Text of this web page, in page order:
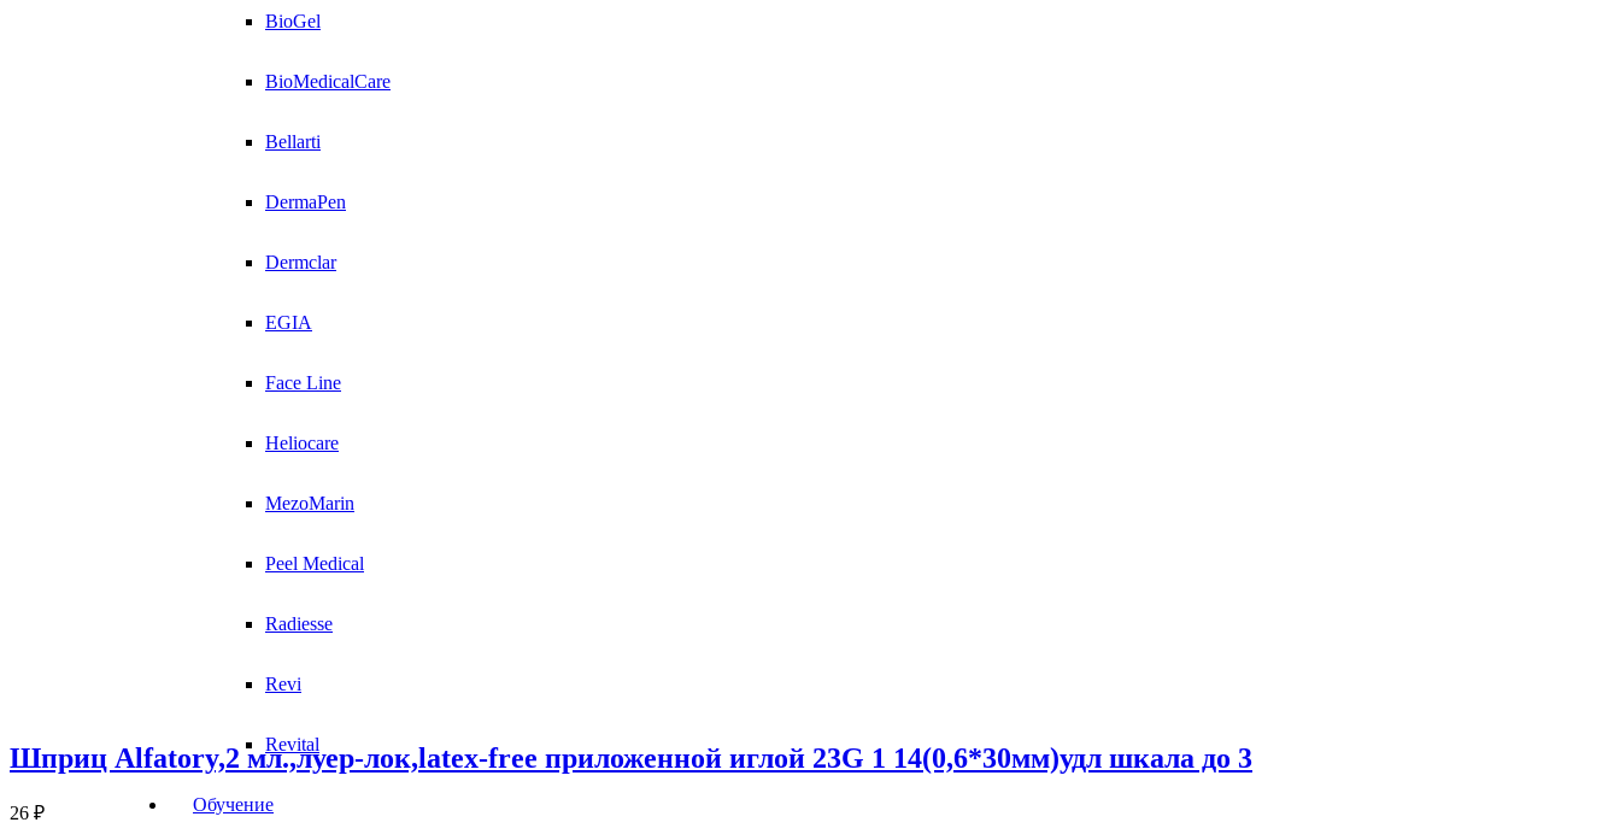
BioGel
BioMedicalCare
Bellarti
DermaPen
Dermclar
EGIA
Face Line
Heliocare
MezoMarin
Peel Medical
Radiesse
Revi
Revital
Обучение
Шприц Alfatory,2 мл.,луер-лок,latex-free приложенной иглой 23G 1 14(0,6*30мм)удл шкала до 3
26 ₽